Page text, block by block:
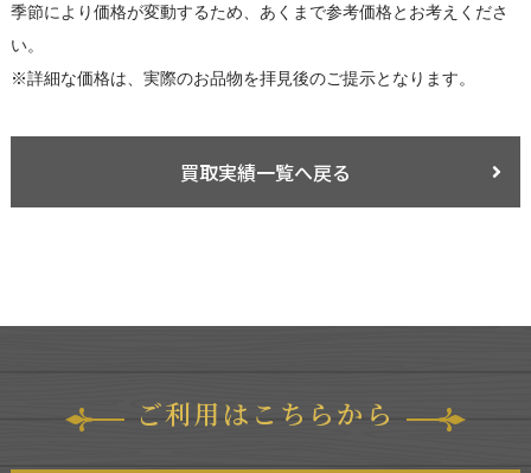
季節により価格が変動するため、あくまで参考価格とお考えくださ
い。
※詳細な価格は、実際のお品物を拝見後のご提示となります。
買取実績一覧へ戻る
ご利用はこちらから